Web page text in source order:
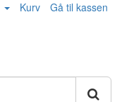
Kurv Gå til kassen